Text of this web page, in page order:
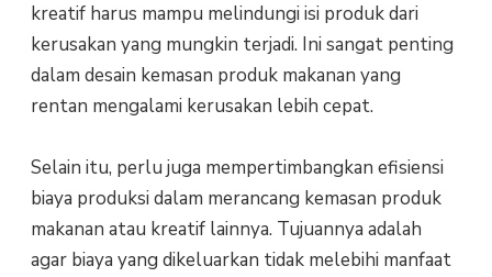
kreatif harus mampu melindungi isi produk dari
kerusakan yang mungkin terjadi. Ini sangat penting
dalam desain kemasan produk makanan yang
rentan mengalami kerusakan lebih cepat.
Selain itu, perlu juga mempertimbangkan efisiensi
biaya produksi dalam merancang kemasan produk
makanan atau kreatif lainnya. Tujuannya adalah
agar biaya yang dikeluarkan tidak melebihi manfaat